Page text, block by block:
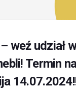
weź udział
Termin